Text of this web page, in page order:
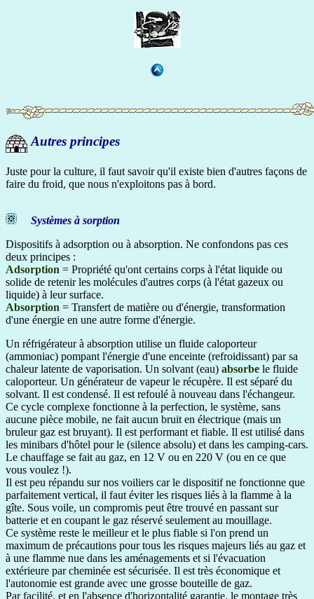
Autres principes
Juste pour la culture, il faut savoir qu'il existe bien d'autres façons de
faire du froid, que nous n'exploitons pas à bord.
Systèmes à sorption
Dispositifs à adsorption ou à absorption. Ne confondons pas ces
deux principes :
Adsorption = Propriété qu'ont certains corps à l'état liquide ou
solide de retenir les molécules d'autres corps (à l'état gazeux ou
liquide) à leur surface.
Absorption = Transfert de matière ou d'énergie, transformation
d'une énergie en une autre forme d'énergie.
Un réfrigérateur à absorption utilise un fluide caloporteur
(ammoniac) pompant l'énergie d'une enceinte (refroidissant) par sa
chaleur latente de vaporisation. Un solvant (eau) absorbe le fluide
caloporteur. Un générateur de vapeur le récupère. Il est séparé du
solvant. Il est condensé. Il est refoulé à nouveau dans l'échangeur.
Ce cycle complexe fonctionne à la perfection, le système, sans
aucune pièce mobile, ne fait aucun bruit en électrique (mais un
bruleur gaz est bruyant). Il est performant et fiable. Il est utilisé dans
les minibars d'hôtel pour le (silence absolu) et dans les camping-cars.
Le chauffage se fait au gaz, en 12 V ou en 220 V (ou en ce que
vous voulez !).
Il est peu répandu sur nos voiliers car le dispositif ne fonctionne que
parfaitement vertical, il faut éviter les risques liés à la flamme à la
gîte. Sous voile, un compromis peut être trouvé en passant sur
batterie et en coupant le gaz réservé seulement au mouillage.
Ce système reste le meilleur et le plus fiable si l'on prend un
maximum de précautions pour tous les risques majeurs liés au gaz et
à une flamme nue dans les aménagements et si l'évacuation
extérieure par cheminée est sécurisée. Il est très économique et
l'autonomie est grande avec une grosse bouteille de gaz.
Par facilité, et en l'absence d'horizontalité garantie, le montage très